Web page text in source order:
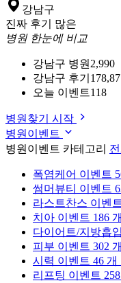
강남구
진짜 후기 많은
병원 한눈에 비교
강남구 병원 2,990
강남구 후기
오늘 이벤트118
병원찾기 시작
병원이벤트
병원이벤트 카테고리
폭염케어 이벤트
썸머뷰티 이벤트
라스트찬스 이벤
치아 이벤트 186 개
다이어트/지방흡입
피부 이벤트 302 개
시력 이벤트 46 개
리프팅 이벤트 258